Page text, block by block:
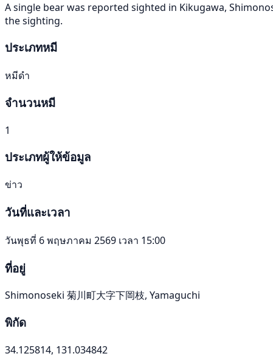
A single bear was reported sighted in Kikugawa,
the sighting.
ประเภทหมี
หมีดำ
จำนวนหมี
1
ประเภทผู้ให้ข้อมูล
ข่าว
วันที่และเวลา
วันพุธที่ 6 พฤษภาคม 2569 เวลา 15:00
ที่อยู่
Shimonoseki 菊川町大字下岡枝, Yamaguchi
พิกัด
34.125814, 131.034842